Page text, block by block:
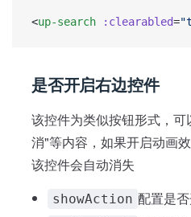
<up-search :clearabled=
是否开启右边控件
该控件为类似按钮形式，
消"等内容，如果开启动画
该控件会自动消失
showAction 配置是